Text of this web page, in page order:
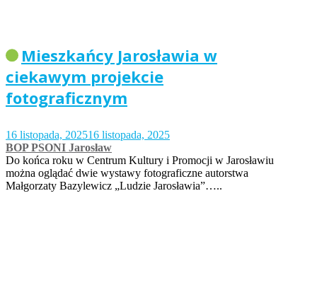
Mieszkańcy Jarosławia w
ciekawym projekcie
fotograficznym
16 listopada, 202516 listopada, 2025
BOP PSONI Jarosław
Do końca roku w Centrum Kultury i Promocji w Jarosławiu
można oglądać dwie wystawy fotograficzne autorstwa
Małgorzaty Bazylewicz „Ludzie Jarosławia”…..